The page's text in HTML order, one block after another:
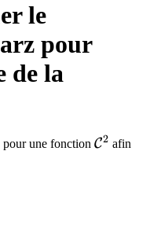
le
pour
de la
pour une fonctionC2 afin